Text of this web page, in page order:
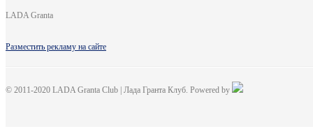
LADA Granta
Разместить рекламу на сайте
© 2011-2020 LADA Granta Club | Лада Гранта Клуб. Powered by